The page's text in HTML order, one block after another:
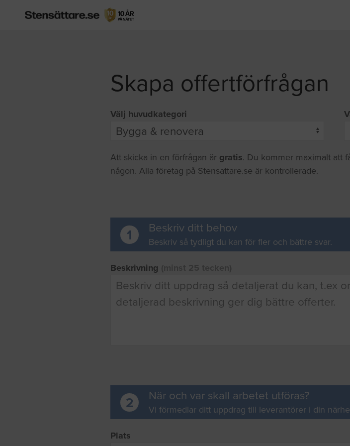
Skapa offertförfrågan
Välj huvudkategori
Att skicka in en förfrågan är gratis. Du kommer maximalt att
någon. Alla företag på Stensattare.se är kontrollerade.
1 Beskriv ditt behov
Beskriv så tydligt du kan för fler och bättre svar.
Beskrivning
2 När och var skall arbetet utföras?
Vi förmedlar ditt uppdrag till leverantörer i din
Plats